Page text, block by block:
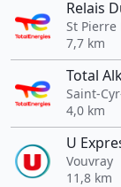
Relais
St Pierre
7,7 km
Total
Saint-
4,0 km
U
Vouvray
11,8 km